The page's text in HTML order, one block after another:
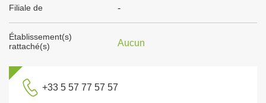
Filiale de -
Établissement(s)
rattaché(s)
Aucun
+33 5 57 77 57 57